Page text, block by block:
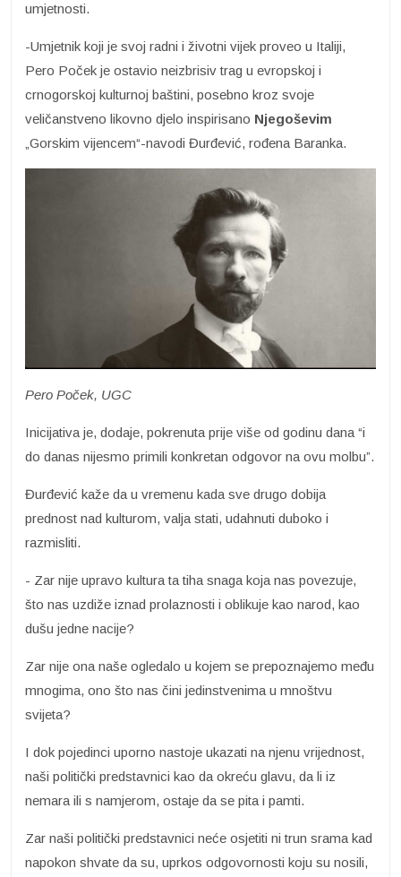
umjetnosti.
-Umjetnik koji je svoj radni i životni vijek proveo u Italiji,
Pero Poček je ostavio neizbrisiv trag u evropskoj i
crnogorskoj kulturnoj baštini, posebno kroz svoje
veličanstveno likovno djelo inspirisano Njegoševim
„Gorskim vijencem“-navodi Đurđević, rođena Baranka.
Pero Poček, UGC
Inicijativa je, dodaje, pokrenuta prije više od godinu dana “i
do danas nijesmo primili konkretan odgovor na ovu molbu”.
Đurđević kaže da u vremenu kada sve drugo dobija
prednost nad kulturom, valja stati, udahnuti duboko i
razmisliti.
- Zar nije upravo kultura ta tiha snaga koja nas povezuje,
što nas uzdiže iznad prolaznosti i oblikuje kao narod, kao
dušu jedne nacije?
Zar nije ona naše ogledalo u kojem se prepoznajemo među
mnogima, ono što nas čini jedinstvenima u mnoštvu
svijeta?
I dok pojedinci uporno nastoje ukazati na njenu vrijednost,
naši politički predstavnici kao da okreću glavu, da li iz
nemara ili s namjerom, ostaje da se pita i pamti.
Zar naši politički predstavnici neće osjetiti ni trun srama kad
napokon shvate da su, uprkos odgovornosti koju su nosili,